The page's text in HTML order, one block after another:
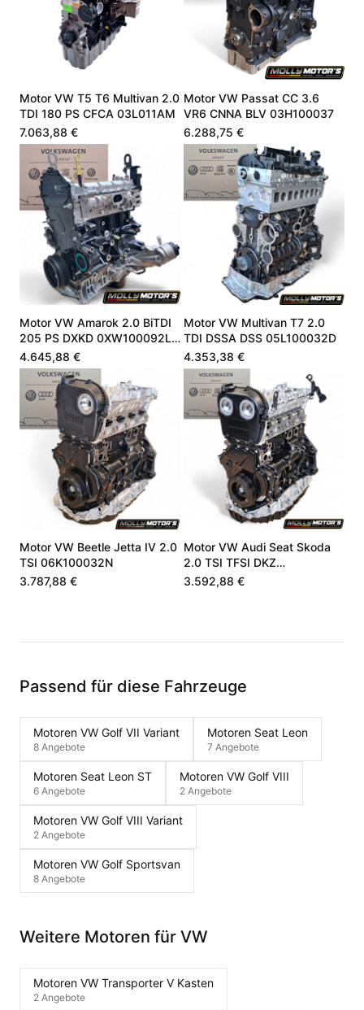
Motor VW T5 T6 Multivan 2.0
TDI 180 PS CFCA 03L011AM
7.063,88 €
Motor VW Passat CC 3.6
VR6 CNNA BLV 03H100037
6.288,75 €
Motor VW Amarok 2.0 BiTDI
205 PS DXKD 0XW100092L
Neu
4.645,88 €
Motor VW Multivan T7 2.0
TDI DSSA DSS 05L100032D
4.353,38 €
Motor VW Beetle Jetta IV 2.0
TSI 06K100032N
3.787,88 €
Motor VW Audi Seat Skoda
2.0 TSI TFSI DKZ
06K100040F
3.592,88 €
Passend für diese Fahrzeuge
Motoren VW Golf VII Variant
8 Angebote
Motoren Seat Leon
7 Angebote
Motoren Seat Leon ST
6 Angebote
Motoren VW Golf VIII
2 Angebote
Motoren VW Golf VIII Variant
2 Angebote
Motoren VW Golf Sportsvan
8 Angebote
Weitere Motoren für VW
Motoren VW Transporter V Kasten
2 Angebote